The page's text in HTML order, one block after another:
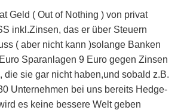
Geld ( Out of Nothing ) von privat
inkl.Zinsen, das er über Steuern
( aber nicht kann )solange Banken
Sparanlagen 9 Euro gegen Zinsen
die sie gar nicht haben,und sobald z.B.
Unternehmen bei uns bereits Hedge-
es keine bessere Welt geben